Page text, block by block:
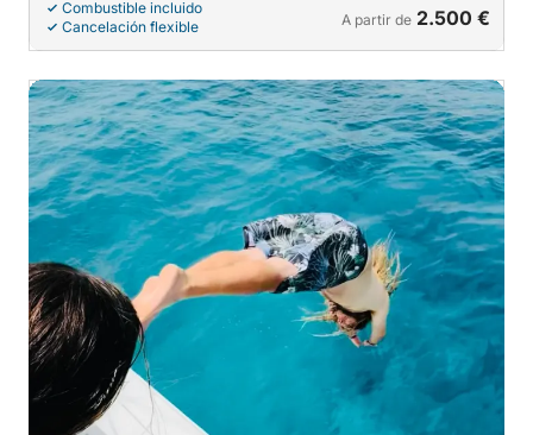
Combustible incluido
Cancelación flexible
A partir de 2.500 €